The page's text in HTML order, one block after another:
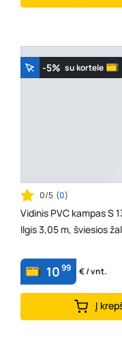
-5% su kortele
0/5 (0)
Vidinis PVC kampas S
Ilgis 3,05 m, šviesios
1099 € / vnt.
Į